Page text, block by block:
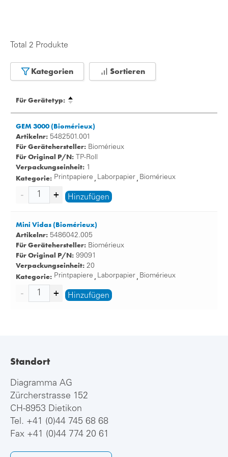
Total 2 Produkte
Kategorien Sortieren
Für Gerätetyp:
GEM 3000 (Biomérieux)
Artikelnr: 5482501.001
Für Gerätehersteller: Biomérieux
Für Original P/N: TP-Roll
Verpackungseinheit: 1
Kategorie: Printpapiere , Laborpapier , Biomérieux
Hinzufügen
Mini Vidas (Biomérieux)
Artikelnr: 5486042.005
Für Gerätehersteller: Biomérieux
Für Original P/N: 99091
Verpackungseinheit: 20
Kategorie: Printpapiere , Laborpapier , Biomérieux
Hinzufügen
Standort
Diagramma AG
Zürcherstrasse 152
CH-8953 Dietikon
Tel. +41 (0)44 745 68 68
Fax +41 (0)44 774 20 61